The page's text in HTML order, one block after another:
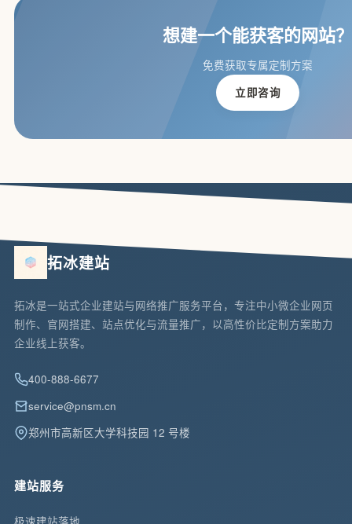
想建一个能获客的网站？
免费获取专属定制方案
立即咨询
拓冰建站
拓冰是一站式企业建站与网络推广服务平台，专注中小微企业网页
制作、官网搭建、站点优化与流量推广，以高性价比定制方案助力
企业线上获客。
400-888-6677
service@pnsm.cn
郑州市高新区大学科技园 12 号楼
建站服务